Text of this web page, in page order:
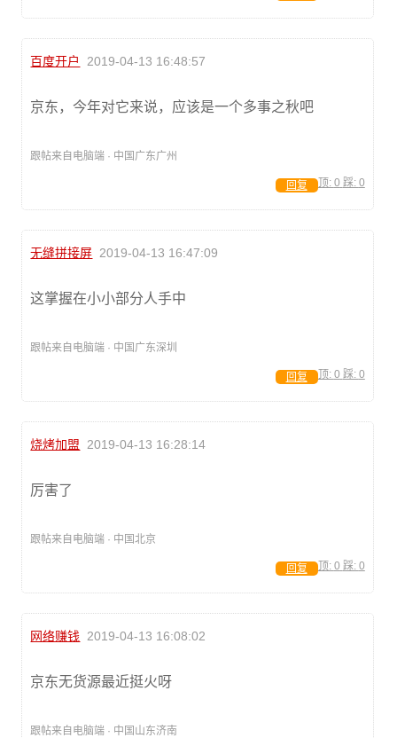
百度开户 2019-04-13 16:48:57
京东，今年对它来说，应该是一个多事之秋吧
跟帖来自电脑端 · 中国广东广州
顶: 0 踩: 0
回复
无缝拼接屏 2019-04-13 16:47:09
这掌握在小小部分人手中
跟帖来自电脑端 · 中国广东深圳
顶: 0 踩: 0
回复
烧烤加盟 2019-04-13 16:28:14
厉害了
跟帖来自电脑端 · 中国北京
顶: 0 踩: 0
回复
网络赚钱 2019-04-13 16:08:02
京东无货源最近挺火呀
跟帖来自电脑端 · 中国山东济南